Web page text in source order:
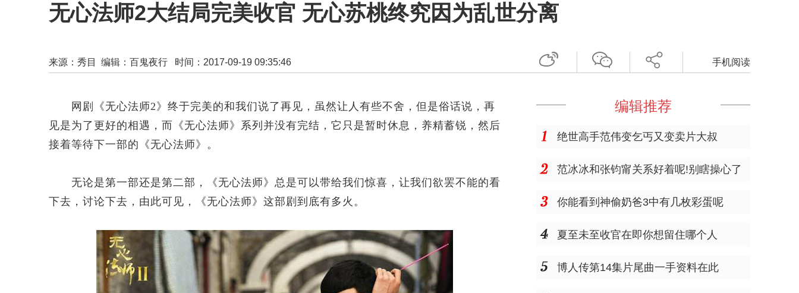
无心法师2大结局完美收官 无心苏桃终究因为乱世分离
来源： 秀目 编辑：百鬼夜行 时间：2017-09-19 09:35:46 手机阅读
网剧《无心法师2》终于完美的和我们说了再见，虽然让人有些不舍，但是俗话说，再
见是为了更好的相遇，而《无心法师》系列并没有完结，它只是暂时休息，养精蓄锐，然后
接着等待下一部的《无心法师》。
无论是第一部还是第二部，《无心法师》总是可以带给我们惊喜，让我们欲罢不能的看
下去，讨论下去，由此可见，《无心法师》这部剧到底有多火。
编辑推荐
绝世高手范伟变乞丐又变卖片大叔
范冰冰和张钧甯关系好着呢!别瞎操心了
你能看到神偷奶爸3中有几枚彩蛋呢
夏至未至收官在即你想留住哪个人
博人传第14集片尾曲一手资料在此